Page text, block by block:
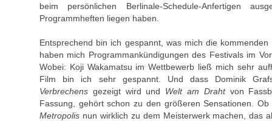
beim persönlichen Berlinale-Schedule-Anfertigen
Programmheften liegen haben.
Entsprechend bin ich gespannt, was mich die kommenden
haben mich Programmankündigungen des Festivals im
Wobei: Koji Wakamatsu im Wettbewerb ließ mich sehr
Film bin ich sehr gespannt. Und dass Dominik
Verbrechens gezeigt wird und Welt am Drahtvon
Fassung, gehört schon zu den größeren Sensationen.
Metropolis nun wirklich zu dem Meisterwerk machen, das